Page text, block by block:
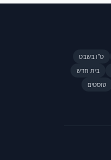
ט"ו בשבט
בית חדש
טוסטים